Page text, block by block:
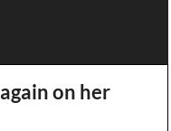
on her